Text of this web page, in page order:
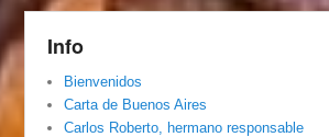
Info
Bienvenidos
Carta de Buenos Aires
Carlos Roberto, hermano responsable